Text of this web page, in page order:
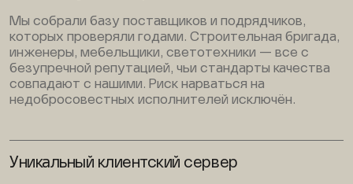
Мы собрали базу поставщиков и подрядчиков,
которых проверяли годами. Строительная бригада,
инженеры, мебельщики, светотехники — все с
безупречной репутацией, чьи стандарты качества
совпадают с нашими. Риск нарваться на
недобросовестных исполнителей исключён.
Уникальный клиентский сервер